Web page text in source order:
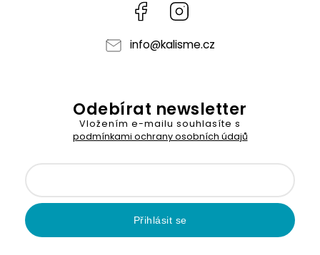
Facebook
info@kalisme.cz
Odebírat newsletter
Vložením e-mailu souhlasíte s
podmínkami ochrany osobních údajů
Přihlásit se